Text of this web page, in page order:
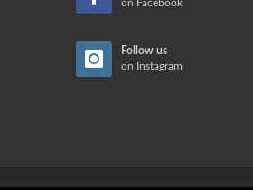
on Facebook
Follow us
on Instagram